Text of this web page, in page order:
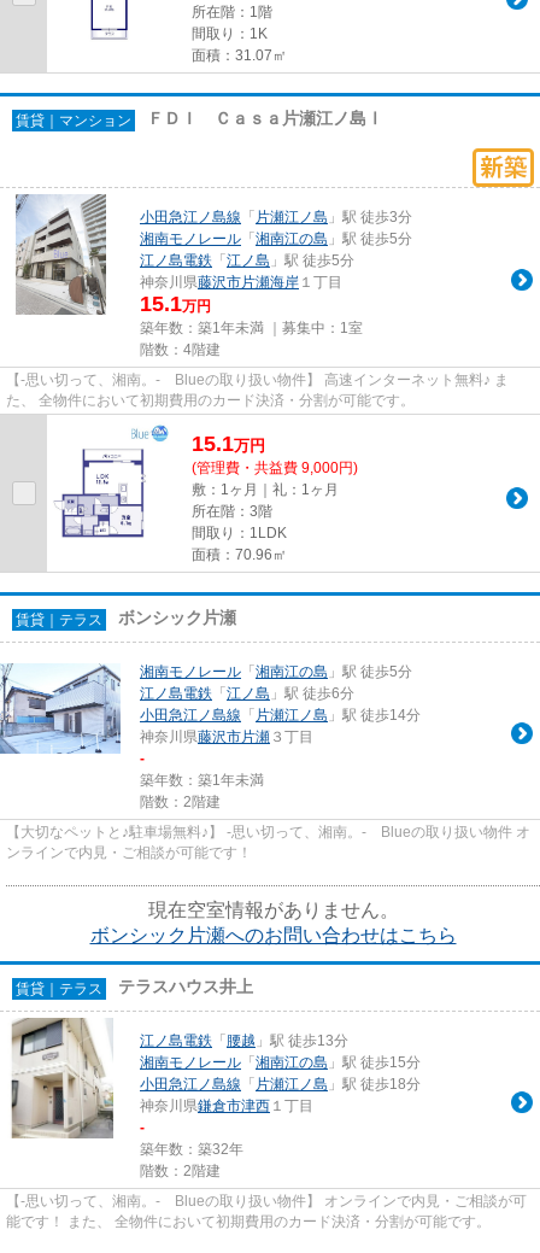
所在階：1階
間取り：1K
面積：31.07㎡
賃貸｜マンション ＦＤＩ Ｃａｓａ片瀬江ノ島Ⅰ
小田急江ノ島線 「 片瀬江ノ島 」駅 徒歩3分
湘南モノレール 「 湘南江の島 」駅 徒歩5分
江ノ島電鉄 「 江ノ島 」駅 徒歩5分
神奈川県藤沢市片瀬海岸 １丁目
15.1万円
築年数：築1年未満 ｜募集中： 1室
階数：4階建
【-思い切って、湘南。- Blueの取り扱い物件】 高速インターネット無料♪ ま
た、 全物件において初期費用のカード決済・分割が可能です。
15.1万円
(管理費・共益費 9,000円)
敷：1ヶ月｜礼：1ヶ月
所在階：3階
間取り：1LDK
面積：70.96㎡
賃貸｜テラス ボンシック片瀬
湘南モノレール 「 湘南江の島 」駅 徒歩5分
江ノ島電鉄 「 江ノ島 」駅 徒歩6分
小田急江ノ島線 「 片瀬江ノ島 」駅 徒歩14分
神奈川県藤沢市片瀬 ３丁目
-
築年数：築1年未満
階数：2階建
【大切なペットと♪駐車場無料♪】 -思い切って、湘南。- Blueの取り扱い物件 オ
ンラインで内見・ご相談が可能です！
現在空室情報がありません。
ボンシック片瀬へのお問い合わせはこちら
賃貸｜テラス テラスハウス井上
江ノ島電鉄 「 腰越 」駅 徒歩13分
湘南モノレール 「 湘南江の島 」駅 徒歩15分
小田急江ノ島線 「 片瀬江ノ島 」駅 徒歩18分
神奈川県鎌倉市津西 １丁目
-
築年数：築32年
階数：2階建
【-思い切って、湘南。- Blueの取り扱い物件】 オンラインで内見・ご相談が可
能です！ また、 全物件において初期費用のカード決済・分割が可能です。